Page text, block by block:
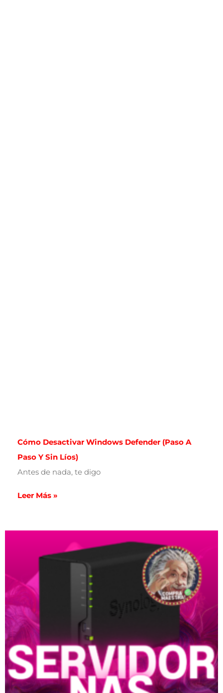
Cómo Desactivar Windows Defender (paso A
Paso Y Sin Líos)
Antes de nada, te digo
Leer Más »